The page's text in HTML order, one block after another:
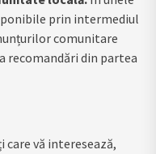
prin intermediul
comunitare
recomandări din partea
vă interesează,